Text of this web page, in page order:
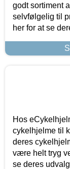
godt sortiment
selvfølgelig til
her for at se
Hos
cykelhjelme til
deres
være helt tryg
se deres